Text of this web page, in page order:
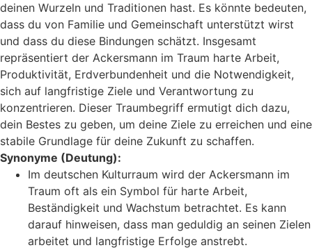
deinen Wurzeln und Traditionen hast. Es könnte bedeuten,
dass du von Familie und Gemeinschaft unterstützt wirst
und dass du diese Bindungen schätzt. Insgesamt
repräsentiert der Ackersmann im Traum harte Arbeit,
Produktivität, Erdverbundenheit und die Notwendigkeit,
sich auf langfristige Ziele und Verantwortung zu
konzentrieren. Dieser Traumbegriff ermutigt dich dazu,
dein Bestes zu geben, um deine Ziele zu erreichen und eine
stabile Grundlage für deine Zukunft zu schaffen.
Synonyme (Deutung):
Im deutschen Kulturraum wird der Ackersmann im
Traum oft als ein Symbol für harte Arbeit,
Beständigkeit und Wachstum betrachtet. Es kann
darauf hinweisen, dass man geduldig an seinen Zielen
arbeitet und langfristige Erfolge anstrebt.